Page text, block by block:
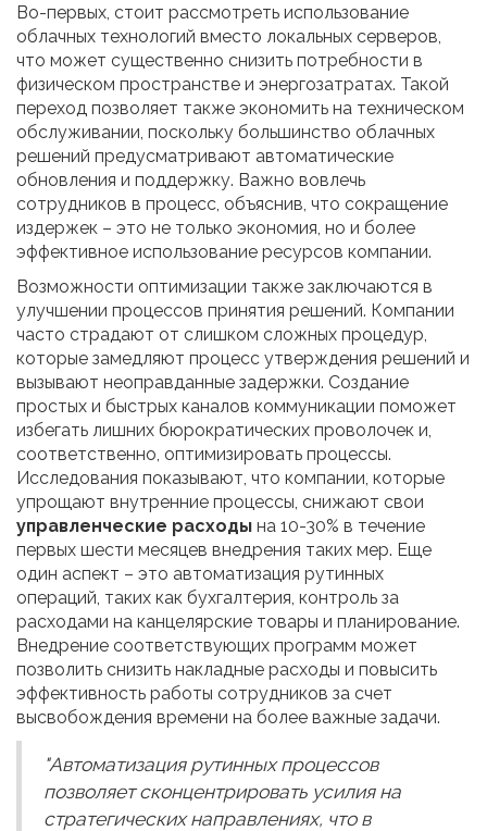
Во-первых, стоит рассмотреть использование
облачных технологий вместо локальных серверов,
что может существенно снизить потребности в
физическом пространстве и энергозатратах. Такой
переход позволяет также экономить на техническом
обслуживании, поскольку большинство облачных
решений предусматривают автоматические
обновления и поддержку. Важно вовлечь
сотрудников в процесс, объяснив, что сокращение
издержек – это не только экономия, но и более
эффективное использование ресурсов компании.
Возможности оптимизации также заключаются в
улучшении процессов принятия решений. Компании
часто страдают от слишком сложных процедур,
которые замедляют процесс утверждения решений и
вызывают неоправданные задержки. Создание
простых и быстрых каналов коммуникации поможет
избегать лишних бюрократических проволочек и,
соответственно, оптимизировать процессы.
Исследования показывают, что компании, которые
упрощают внутренние процессы, снижают свои
управленческие расходы на 10-30% в течение
первых шести месяцев внедрения таких мер. Еще
один аспект – это автоматизация рутинных
операций, таких как бухгалтерия, контроль за
расходами на канцелярские товары и планирование.
Внедрение соответствующих программ может
позволить снизить накладные расходы и повысить
эффективность работы сотрудников за счет
высвобождения времени на более важные задачи.
"Автоматизация рутинных процессов
позволяет сконцентрировать усилия на
стратегических направлениях, что в